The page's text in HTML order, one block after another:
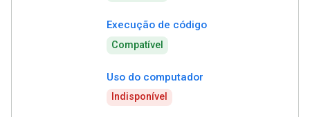
Execução de código
Compatível
Uso do computador
Indisponível